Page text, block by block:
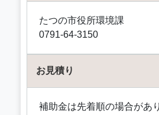
たつの市役所環境課
0791-64-3150
お見積り
補助金は先着順の場合があ